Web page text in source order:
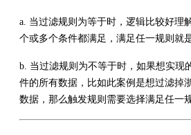
a. 当过滤规则为等于时，逻辑比较好理
个或多个条件都满足，满足任一规则就
b. 当过滤规则为不等于时，如果想实现
件的所有数据，比如此案例是想过滤掉
数据，那么触发规则需要选择满足任一规